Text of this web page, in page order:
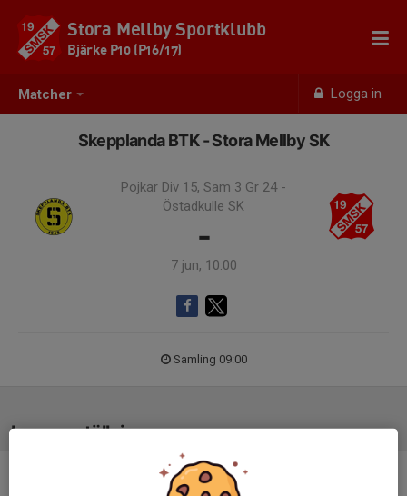
Matcher Logga in
Stora Mellby Sportklubb
Bjärke P10 (P16/17)
Skepplanda BTK - Stora Mellby SK
Pojkar Div 15, Sam 3 Gr 24 -
Östadkulle SK
-
7 jun, 10:00
Samling 09:00
Laguppställning
Ingen uppställning ifylld